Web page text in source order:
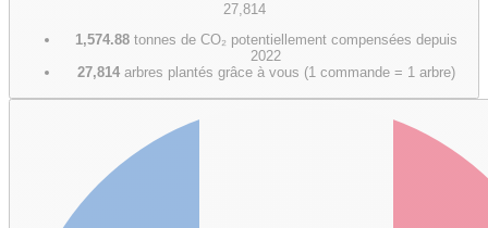
27,814
1,574.88tonnes de CO₂ potentiellement compensées depuis
2022
27,814 arbres plantés grâce à vous (1 commande = 1 arbre)